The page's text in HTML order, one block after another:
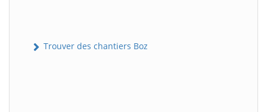
Trouver des chantiers Boz